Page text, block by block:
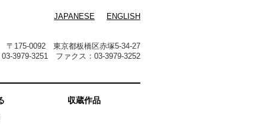
JAPANESE ENGLISH
〒175-0092 東京都板橋区赤塚5-34-27
03-3979-3251 ファクス：03-3979-3252
収蔵作品